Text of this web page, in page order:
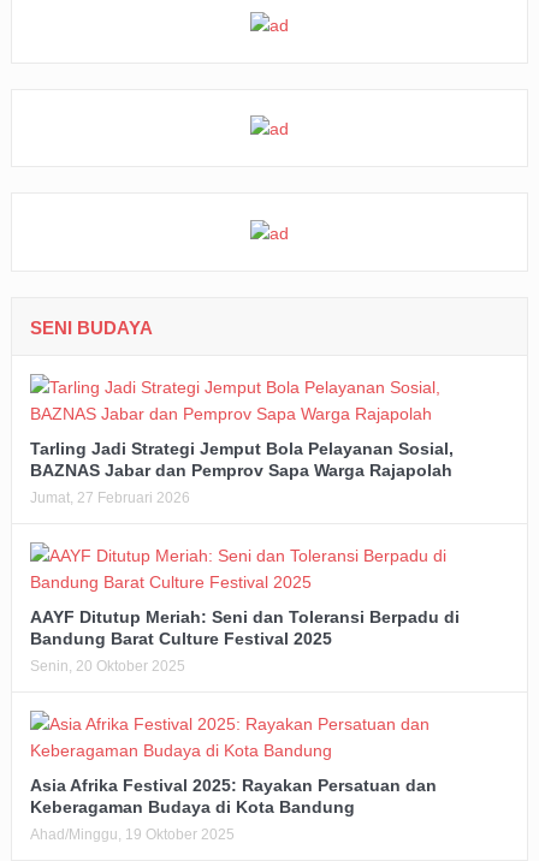
SENI BUDAYA
Tarling Jadi Strategi Jemput Bola Pelayanan Sosial,
BAZNAS Jabar dan Pemprov Sapa Warga Rajapolah
Jumat, 27 Februari 2026
AAYF Ditutup Meriah: Seni dan Toleransi Berpadu di
Bandung Barat Culture Festival 2025
Senin, 20 Oktober 2025
Asia Afrika Festival 2025: Rayakan Persatuan dan
Keberagaman Budaya di Kota Bandung
Ahad/Minggu, 19 Oktober 2025